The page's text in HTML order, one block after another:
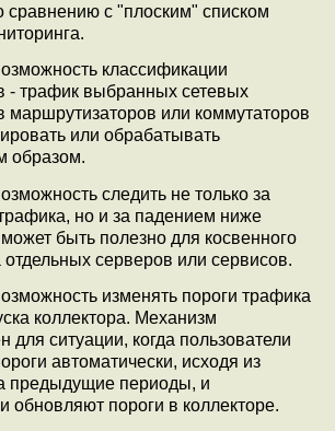
сравнению с "плоским" списком
классификации
- трафик выбранных сетевых
маршрутизаторов или коммутаторов
или обрабатывать
образом.
следить не только за
но и за падением ниже
быть полезно для косвенного
отдельных серверов или сервисов.
изменять пороги трафика
коллектора. Механизм
для ситуации, когда пользователи
автоматически, исходя из
предыдущие периоды, и
обновляют пороги в коллекторе.